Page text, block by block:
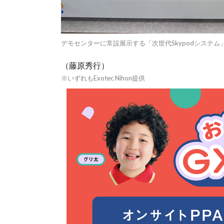
デモセンターに常設展示する「次世代Skypodシステム
（藤原秀行）
※いずれもExotec Nihon提供